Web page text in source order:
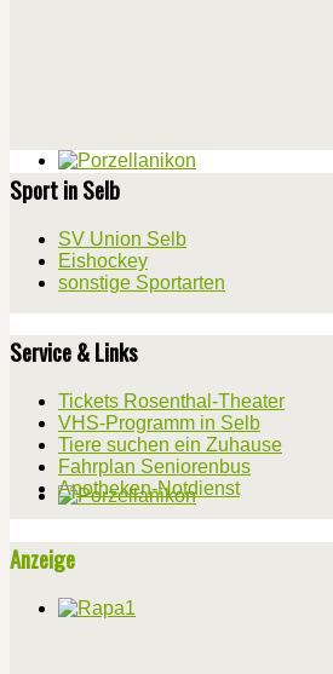
Sport in Selb
SV Union Selb
Eishockey
sonstige Sportarten
Service & Links
Tickets Rosenthal-Theater
VHS-Programm in Selb
Tiere suchen ein Zuhause
Fahrplan Seniorenbus
Apotheken-Notdienst
Anzeige